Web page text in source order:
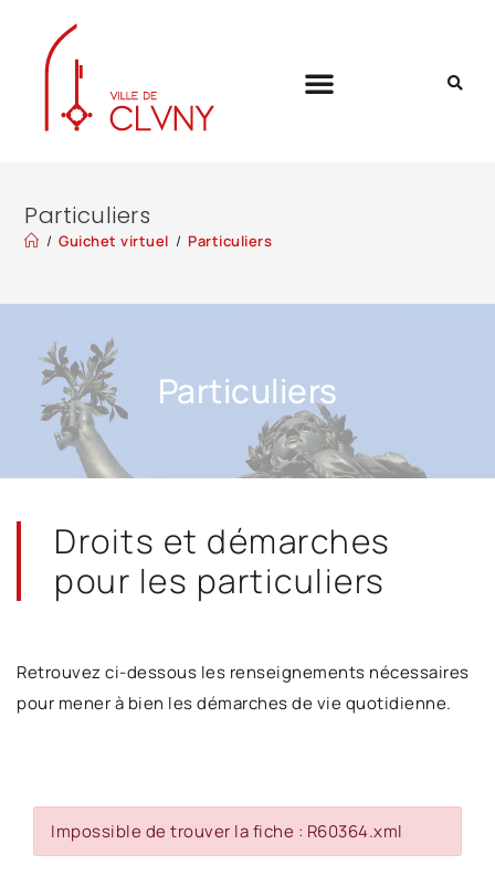
Particuliers
/ Guichet virtuel / Particuliers
Particuliers
Droits et démarches
pour les particuliers
Retrouvez ci-dessous les renseignements nécessaires
pour mener à bien les démarches de vie quotidienne.
Impossible de trouver la fiche : R60364.xml